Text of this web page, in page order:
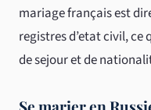
mariage français est
registres d’etat civil,
de sejour et de